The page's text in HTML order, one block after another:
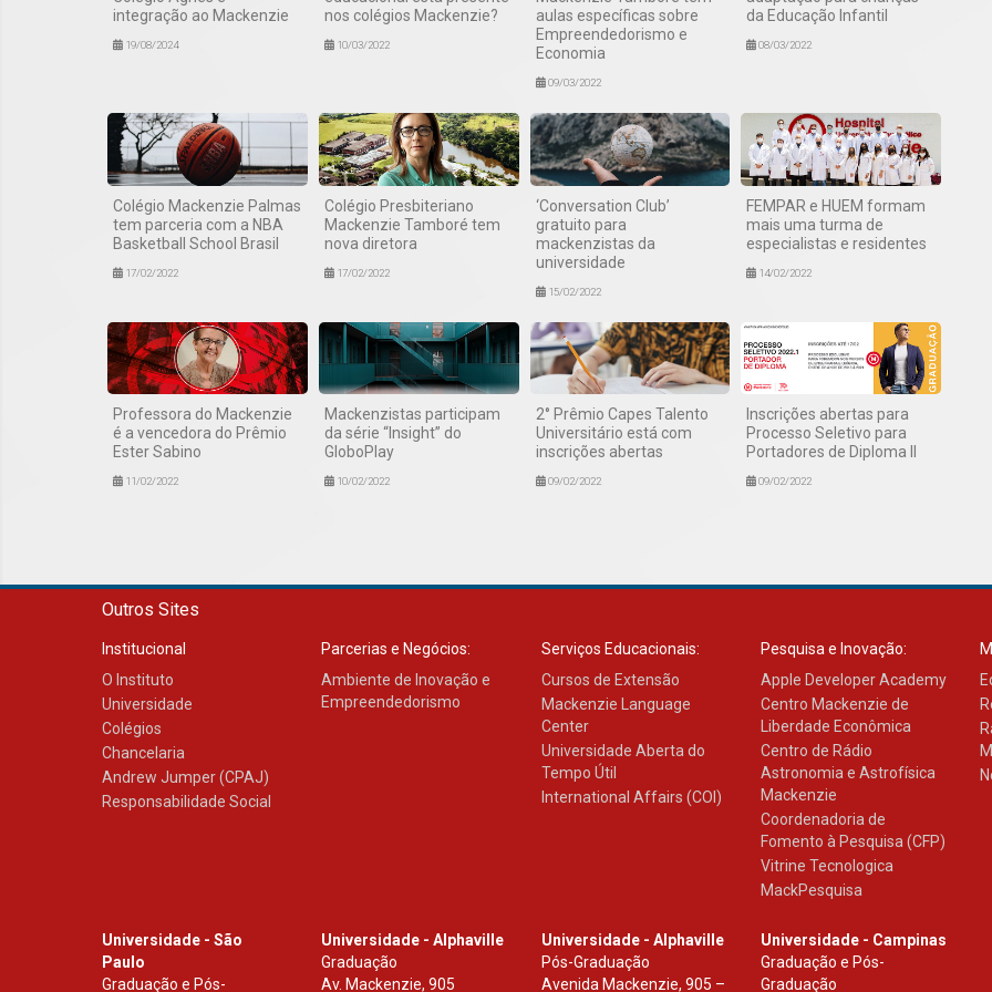
integração ao Mackenzie
19/08/2024
nos colégios Mackenzie?
10/03/2022
aulas específicas sobre
Empreendedorismo e
Economia
09/03/2022
da Educação Infantil
08/03/2022
Colégio Mackenzie Palmas
tem parceria com a NBA
Basketball School Brasil
17/02/2022
Colégio Presbiteriano
Mackenzie Tamboré tem
nova diretora
17/02/2022
‘Conversation Club’
gratuito para
mackenzistas da
universidade
15/02/2022
FEMPAR e HUEM formam
mais uma turma de
especialistas e residentes
14/02/2022
Professora do Mackenzie
é a vencedora do Prêmio
Ester Sabino
11/02/2022
Mackenzistas participam
da série “Insight” do
GloboPlay
10/02/2022
2° Prêmio Capes Talento
Universitário está com
inscrições abertas
09/02/2022
Inscrições abertas para
Processo Seletivo para
Portadores de Diploma II
09/02/2022
Outros Sites
Institucional
O Instituto
Universidade
Colégios
Chancelaria
Andrew Jumper (CPAJ)
Responsabilidade Social
Parcerias e Negócios:
Ambiente de Inovação e
Empreendedorismo
Serviços Educacionais:
Cursos de Extensão
Mackenzie Language
Center
Universidade Aberta do
Tempo Útil
International Affairs (COI)
Pesquisa e Inovação:
Apple Developer Academy
Centro Mackenzie de
Liberdade Econômica
Centro de Rádio
Astronomia e Astrofísica
Mackenzie
Coordenadoria de
Fomento à Pesquisa (CFP)
Vitrine Tecnologica
MackPesquisa
Universidade - São
Paulo
Graduação e Pós-
Universidade - Alphaville
Graduação
Av. Mackenzie, 905
Universidade - Alphaville
Pós-Graduação
Avenida Mackenzie, 905 –
Universidade - Campinas
Graduação e Pós-
Graduação